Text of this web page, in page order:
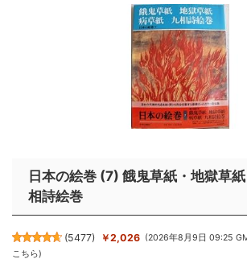
日本の絵巻 (7) 餓鬼草紙・地獄草
相詩絵巻
(5477) ￥2,026 (2026年8月9日 09:25
こちら)